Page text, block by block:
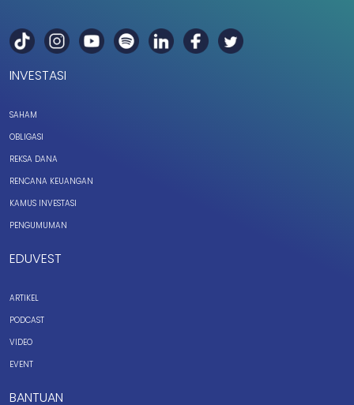
INVESTASI
SAHAM
OBLIGASI
REKSA DANA
RENCANA KEUANGAN
KAMUS INVESTASI
PENGUMUMAN
EDUVEST
ARTIKEL
PODCAST
VIDEO
EVENT
BANTUAN